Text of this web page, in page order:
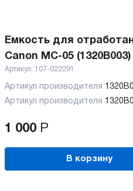
Емкость для
Canon MC-05 (1320B003)
Артикул: 107-022291
Артикул производителя
Артикул производителя
1 000 Р
В корзину